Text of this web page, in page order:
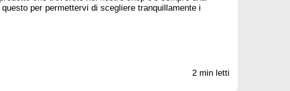
per permettervi di scegliere tranquillamente i
2 min letti